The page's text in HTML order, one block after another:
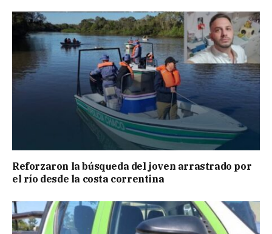
Reforzaron la búsqueda del joven arrastrado por
el río desde la costa correntina